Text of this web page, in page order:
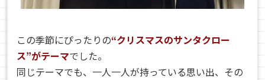
この季節にぴったりの“クリスマスのサンタクロー
ス”がテーマでした。
同じテーマでも、一人一人が持っている思い出、その